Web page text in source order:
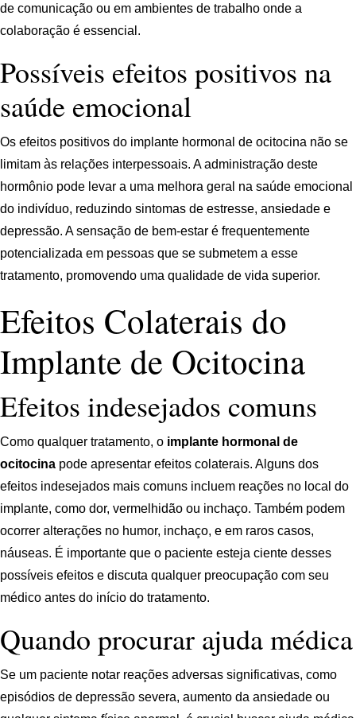
de comunicação ou em ambientes de trabalho onde a
colaboração é essencial.
Possíveis efeitos positivos na
saúde emocional
Os efeitos positivos do implante hormonal de ocitocina não se
limitam às relações interpessoais. A administração deste
hormônio pode levar a uma melhora geral na saúde emocional
do indivíduo, reduzindo sintomas de estresse, ansiedade e
depressão. A sensação de bem-estar é frequentemente
potencializada em pessoas que se submetem a esse
tratamento, promovendo uma qualidade de vida superior.
Efeitos Colaterais do
Implante de Ocitocina
Efeitos indesejados comuns
Como qualquer tratamento, o implante hormonal de
ocitocina pode apresentar efeitos colaterais. Alguns dos
efeitos indesejados mais comuns incluem reações no local do
implante, como dor, vermelhidão ou inchaço. Também podem
ocorrer alterações no humor, inchaço, e em raros casos,
náuseas. É importante que o paciente esteja ciente desses
possíveis efeitos e discuta qualquer preocupação com seu
médico antes do início do tratamento.
Quando procurar ajuda médica
Se um paciente notar reações adversas significativas, como
episódios de depressão severa, aumento da ansiedade ou